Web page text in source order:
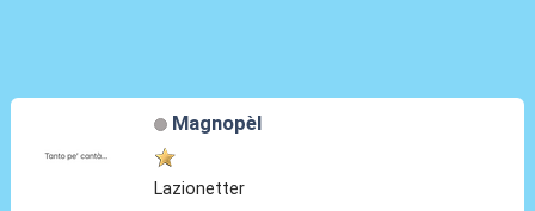
Magnopèl
Lazionetter